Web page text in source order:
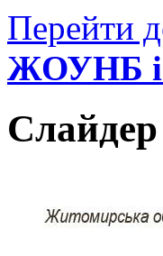
Перейти
ЖОУНБ
Слайдер